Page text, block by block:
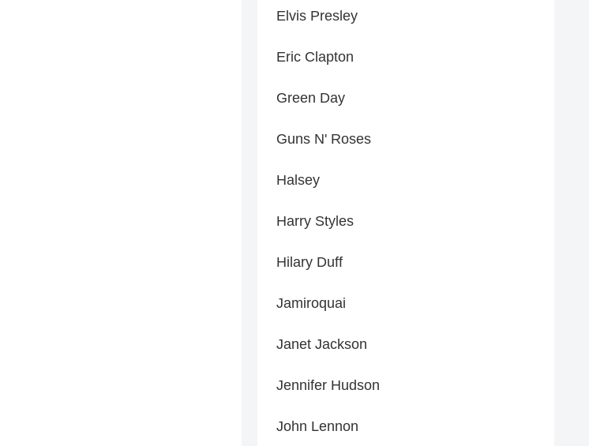
Elvis Presley
Eric Clapton
Green Day
Guns N' Roses
Halsey
Harry Styles
Hilary Duff
Jamiroquai
Janet Jackson
Jennifer Hudson
John Lennon